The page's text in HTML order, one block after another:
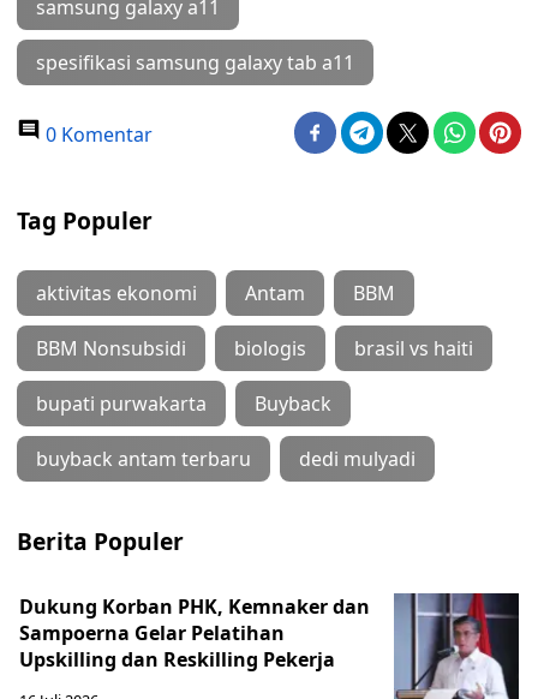
samsung galaxy a11
spesifikasi samsung galaxy tab a11
0 Komentar
Tag Populer
aktivitas ekonomi Antam BBM
BBM Nonsubsidi biologis brasil vs haiti
bupati purwakarta Buyback
buyback antam terbaru dedi mulyadi
Berita Populer
Dukung Korban PHK, Kemnaker dan
Sampoerna Gelar Pelatihan
Upskilling dan Reskilling Pekerja